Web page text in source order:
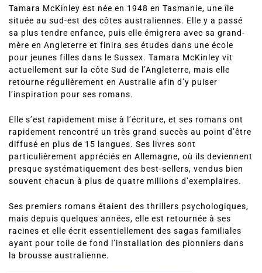
Tamara McKinley est née en 1948 en Tasmanie, une île
située au sud-est des côtes australiennes. Elle y a passé
sa plus tendre enfance, puis elle émigrera avec sa grand-
mère en Angleterre et finira ses études dans une école
pour jeunes filles dans le Sussex. Tamara McKinley vit
actuellement sur la côte Sud de l’Angleterre, mais elle
retourne régulièrement en Australie afin d’y puiser
l’inspiration pour ses romans.
Elle s’est rapidement mise à l’écriture, et ses romans ont
rapidement rencontré un très grand succès au point d’être
diffusé en plus de 15 langues. Ses livres sont
particulièrement appréciés en Allemagne, où ils deviennent
presque systématiquement des best-sellers, vendus bien
souvent chacun à plus de quatre millions d’exemplaires.
Ses premiers romans étaient des thrillers psychologiques,
mais depuis quelques années, elle est retournée à ses
racines et elle écrit essentiellement des sagas familiales
ayant pour toile de fond l’installation des pionniers dans
la brousse australienne.